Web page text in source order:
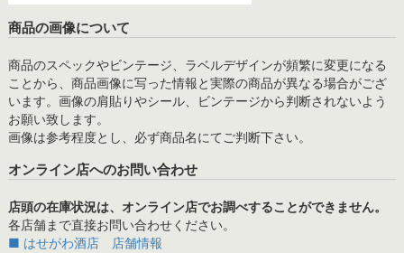
商品の画像について
商品のスペックやビンテージ、ラベルデザインが頻繁に変更になる
ことから、商品画像に写った情報と実際の商品が異なる場合がござ
います。画像の肩貼りやシール、ビンテージから判断されないよう
お願い致します。
画像は参考程度とし、必ず商品名にてご判断下さい。
オンライン店へのお問い合わせ
店頭の在庫状況は、オンライン店でお調べすることができません。
各店舗まで直接お問い合わせください。
■ はせがわ酒店 店舗情報